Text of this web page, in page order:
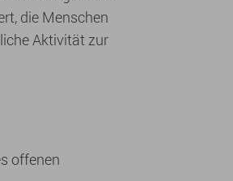
die Menschen
Aktivität zur
offenen